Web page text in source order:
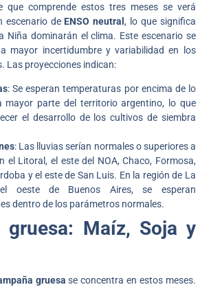
que comprende estos tres meses se verá
escenario de ENSO neutral, lo que significa
Niña dominarán el clima. Este escenario se
mayor incertidumbre y variabilidad en los
Las proyecciones indican:
: Se esperan temperaturas por encima de lo
mayor parte del territorio argentino, lo que
el desarrollo de los cultivos de siembra
: Las lluvias serían normales o superiores a
el Litoral, el este del NOA, Chaco, Formosa,
y el este de San Luis. En la región de La
oeste de Buenos Aires, se esperan
dentro de los parámetros normales.
gruesa: Maíz, Soja y
gruesa se concentra en estos meses.